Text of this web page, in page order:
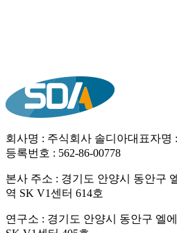
회사명 : 주식회사 솔디아대표자명
등록번호 : 562-86-00778
본사 주소 : 경기도 안양시 동안구
역 SK V1센터 614호
연구소 : 경기도 안양시 동안구 엘